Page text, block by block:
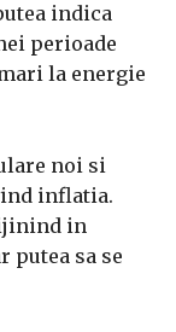
indica
perioade
la energie
noi si
inflatia.
in
putea sa se